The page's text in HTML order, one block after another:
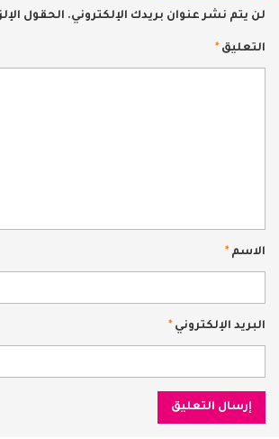
لن يتم نشر عنوان بريدك الإلكتروني. الحقول
التعليق*
الاسم*
البريد الإلكتروني*